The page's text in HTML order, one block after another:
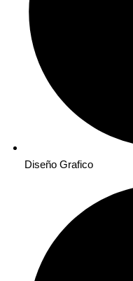
Diseño Grafico